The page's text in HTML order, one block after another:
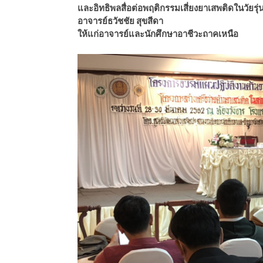
และอิทธิพลสื่อต่อพฤติกรรมเสี่ยงยาเสพติดในวัยรุ่
อาจารย์ธวัชชัย สุขสีดา
ให้แก่อาจารย์และนักศึกษาอาชีวะถาคเหนือ